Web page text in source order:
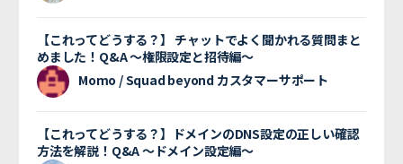
【これってどうする？】 チャットでよく聞かれる質問まと
めました！Q&A 〜権限設定と招待編〜
Momo / Squad beyond カスタマーサポート
【これってどうする？】ドメインのDNS設定の正しい確認
方法を解説！Q&A 〜ドメイン設定編〜